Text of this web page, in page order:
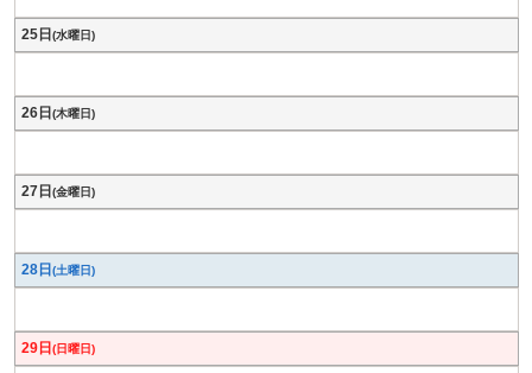
25日 (水曜日)
26日 (木曜日)
27日 (金曜日)
28日 (土曜日)
29日 (日曜日)